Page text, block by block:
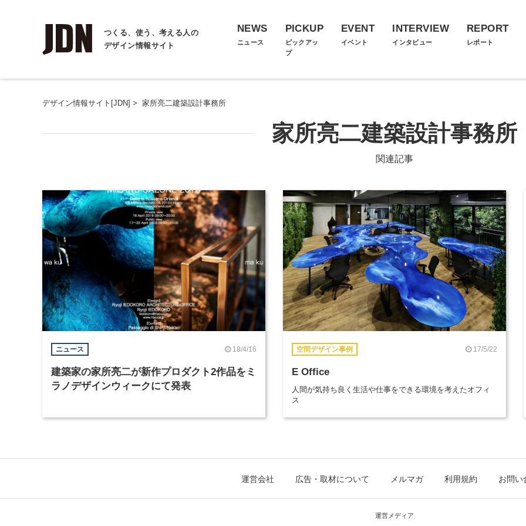
つくる、使う、考える人の
デザイン情報サイト
NEWS
ニュース
PICKUP
ピックアッ
プ
EVENT
イベント
INTERVIEW
インタビュー
REPORT
レポート
デザイン情報サイト[JDN] > 家所亮二建築設計事務所
家所亮二建築設計事務所
関連記事
ニュース 18/4/16
建築家の家所亮二が新作プロダクト2作品をミ
ラノデザインウィークにて発表
空間デザイン事例 17/5/22
E Office
人間が気持ち良く生活や仕事をできる環境を考えたオフィ
ス
運営会社 広告・取材について メルマガ 利用規約 お問い
運営メディア